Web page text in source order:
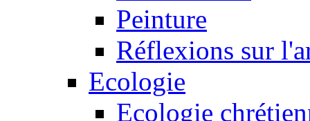
Peinture
Réflexions sur
Ecologie
Ecologie